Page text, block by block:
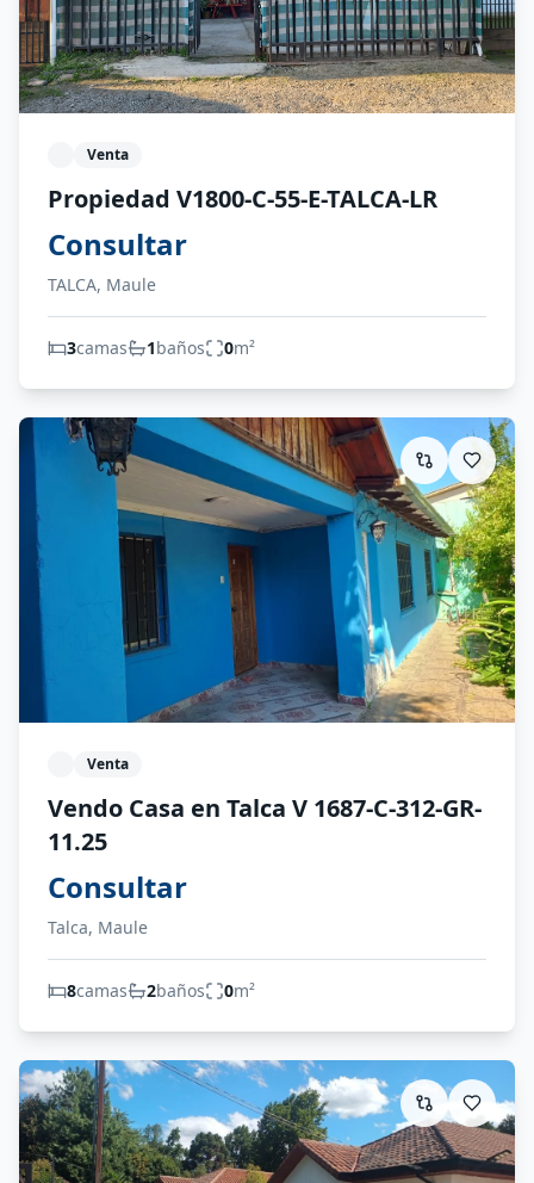
Venta
Propiedad V1800-C-55-E-TALCA-LR
Consultar
TALCA, Maule
3camas 1baños 0m²
Venta
Vendo Casa en Talca V 1687-C-312-GR-
11.25
Consultar
Talca, Maule
8camas 2baños 0m²